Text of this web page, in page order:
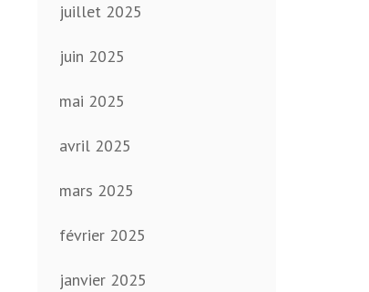
juillet 2025
juin 2025
mai 2025
avril 2025
mars 2025
février 2025
janvier 2025